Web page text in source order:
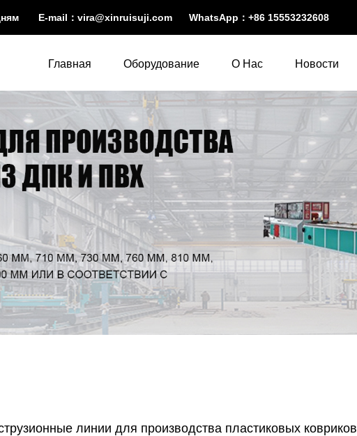
E-mail： vira@xinruisuji.com WhatsApp： +86 15553232608
Главная Оборудование О Нас Новости
линии для производства пластиковых ковриков